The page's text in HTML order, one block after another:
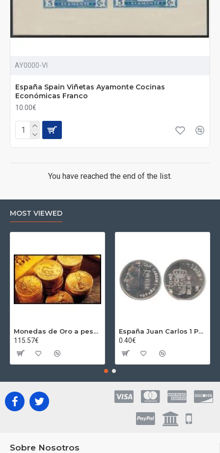
AY0000-VI
España Spain Viñetas Ayamonte Cocinas
Económicas Franco
10.00€
You have reached the end of the list.
MOST VIEWED
Monedas de Oro a peso por gramos al precio del día + 2,5% Au
115.57€
España Juan Carlos 1 Peseta JC 1989 Madrid ND
0.40€
Sobre Nosotros